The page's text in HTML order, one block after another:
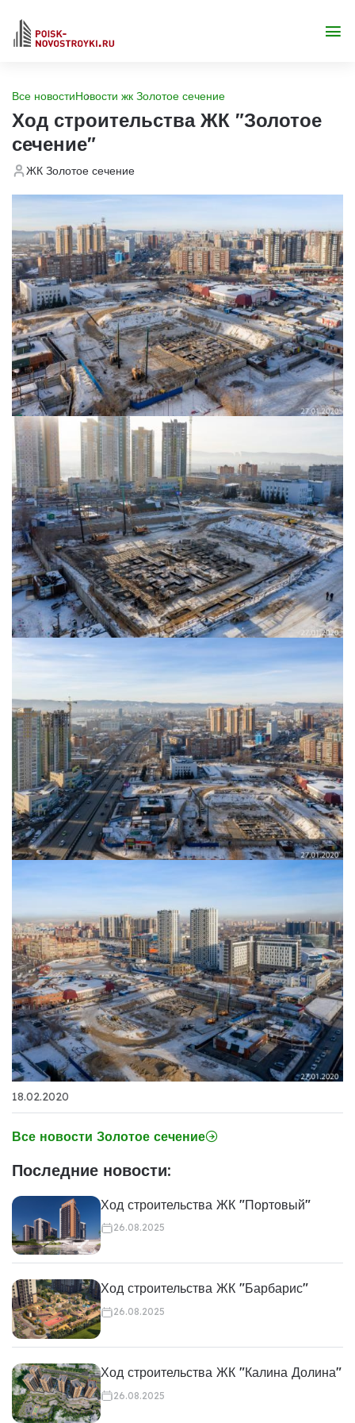
Все новостиНовости жк Золотое сечение
Ход строительства ЖК "Золотое
сечение"
ЖК Золотое сечение
18.02.2020
Все новости Золотое сечение
Последние новости:
Ход строительства ЖК "Портовый"
26.08.2025
Ход строительства ЖК "Барбарис"
26.08.2025
Ход строительства ЖК "Калина Долина"
26.08.2025